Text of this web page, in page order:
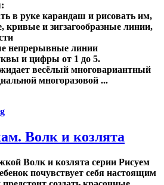
в руке карандаш и рисовать им,
кривые и зигзагообразные линии,
непрерывные линии
и цифры от 1 до 5.
весёлый многовариантный
многоразовой ...
Волк и козлята
Волк и козлята серии Рисуем
почувствует себя настоящим